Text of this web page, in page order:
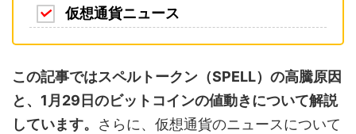
仮想通貨ニュース
この記事ではスペルトークン（SPELL）の高騰原因
と、1月29日のビットコインの値動きについて解説
しています。 さらに、仮想通貨のニュースについて